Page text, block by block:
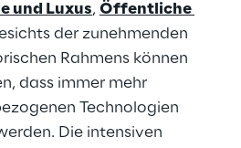
und Luxus, Öffentliche
der zunehmenden
Rahmens können
dass immer mehr
Technologien
Die intensiven